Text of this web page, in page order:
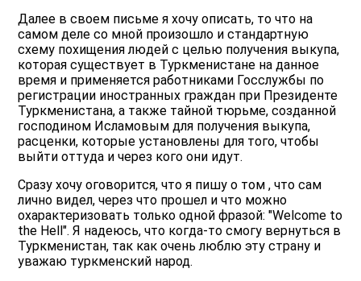
Далее в своем письме я хочу описать, то что на
самом деле со мной произошло и стандартную
схему похищения людей с целью получения выкупа,
которая существует в Туркменистане на данное
время и применяется работниками Госслужбы по
регистрации иностранных граждан при Президенте
Туркменистана, а также тайной тюрьме, созданной
господином Исламовым для получения выкупа,
расценки, которые установлены для того, чтобы
выйти оттуда и через кого они идут.
Сразу хочу оговорится, что я пишу о том , что сам
лично видел, через что прошел и что можно
охарактеризовать только одной фразой: "Welcome to
the Hell". Я надеюсь, что когда-то смогу вернуться в
Туркменистан, так как очень люблю эту страну и
уважаю туркменский народ.